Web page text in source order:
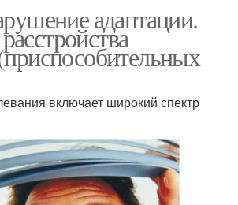
адаптации.
включает широкий спектр